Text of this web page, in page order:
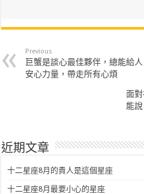
Previous
巨蟹是談心最佳夥伴，總能給人
安心力量，帶走所有心煩
面
能
近期文章
十二星座8月的貴人是這個星座
十二星座8月最要小心的星座